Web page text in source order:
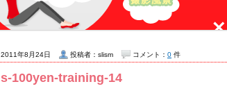
s-100yen-training-14
2011年8月24日 投稿者：slism コメント： 0 件